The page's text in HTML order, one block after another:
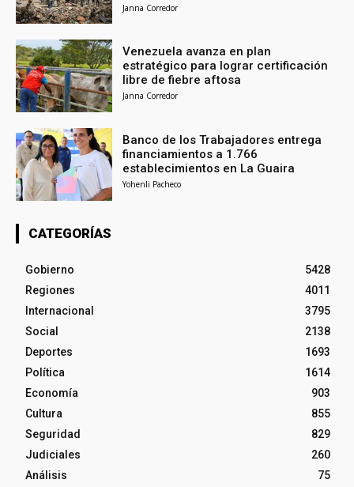
Janna Corredor
Venezuela avanza en plan
estratégico para lograr certificación
libre de fiebre aftosa
Janna Corredor
Banco de los Trabajadores entrega
financiamientos a 1.766
establecimientos en La Guaira
Yohenli Pacheco
CATEGORÍAS
Gobierno
5428
Regiones
4011
Internacional
3795
Social
2138
Deportes
1693
Política
1614
Economía
903
Cultura
855
Seguridad
829
Judiciales
260
Análisis
75